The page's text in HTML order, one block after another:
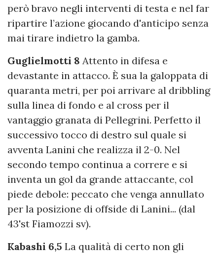
però bravo negli interventi di testa e nel far
ripartire l’azione giocando d'anticipo senza
mai tirare indietro la gamba.
Guglielmotti 8 Attento in difesa e
devastante in attacco. È sua la galoppata di
quaranta metri, per poi arrivare al dribbling
sulla linea di fondo e al cross per il
vantaggio granata di Pellegrini. Perfetto il
successivo tocco di destro sul quale si
avventa Lanini che realizza il 2-0. Nel
secondo tempo continua a correre e si
inventa un gol da grande attaccante, col
piede debole: peccato che venga annullato
per la posizione di offside di Lanini... (dal
43'st Fiamozzi sv).
Kabashi 6,5 La qualità di certo non gli